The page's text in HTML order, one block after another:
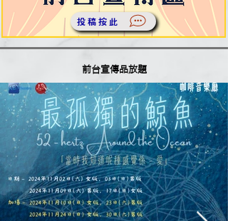
投稿按此
前台宣傳品放題